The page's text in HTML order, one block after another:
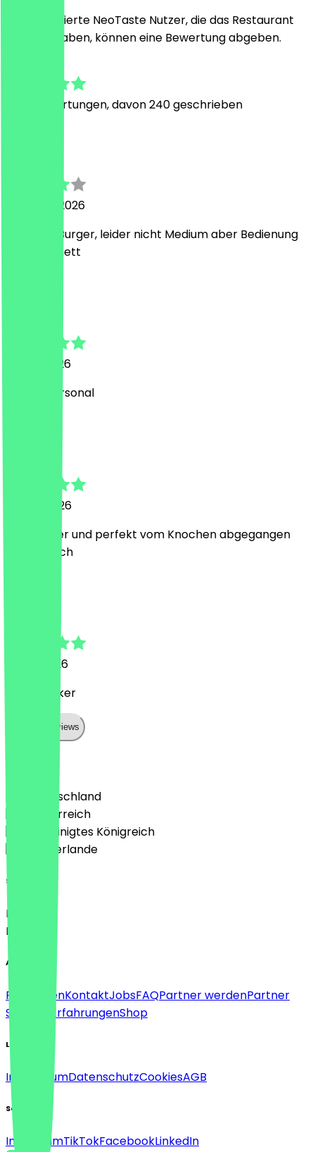
Nur registrierte NeoTaste Nutzer, die das Restaurant
besucht haben, können eine Bewertung abgeben.
Bewertungen, davon 240 geschrieben
5. August 2026
Leckerer Burger, leider nicht Medium aber Bedienung
war sehr nett
27. Juli 2026
nettes personal
24. Juli 2026
Sehr lecker und perfekt vom Knochen abgegangen
Butterweich
18. Juli 2026
Super lecker
Show all reviews
🇩🇪 Deutschland
🇦🇹 Österreich
🇬🇧 Vereinigtes Königreich
🇳🇱 Niederlande
Sprache
Deutsch
English
About
Für FirmenKontaktJobsFAQPartner werdenPartner
Support
ErfahrungenShop
Legal
ImpressumDatenschutzCookiesAGB
Social
InstagramTikTokFacebookLinkedIn